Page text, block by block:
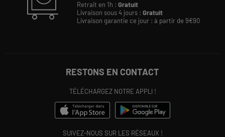
Retrait en 1h : Gratuit
Livraison sous 4 jours : Gratuit
Livraison garantie ce jour : à partir de 9€90
RESTONS EN CONTACT
TÉLÉCHARGEZ NOTRE APPLI !
SUIVEZ-NOUS SUR LES RÉSEAUX !